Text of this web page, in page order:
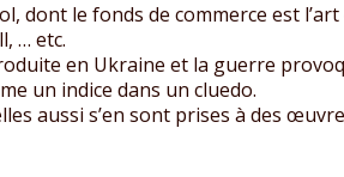
le fonds de commerce est
… etc.
en Ukraine et la guerre
un indice dans un cluedo.
aussi s’en sont prises à des